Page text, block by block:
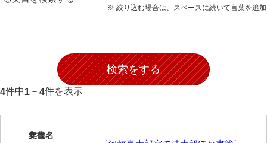
岩見博幸収集史料
上田家文書（防府市）
※ 絞り込む場合は、スペースに続いて言葉を追
4件中1 － 4件を表示
1
文書名
年代